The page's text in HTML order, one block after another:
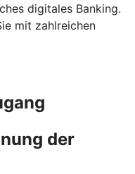
digitales Banking.
mit zahlreichen
der